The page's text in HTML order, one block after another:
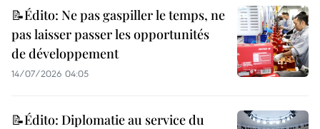
📝Édito: Ne pas gaspiller le temps, ne
pas laisser passer les opportunités
de développement
14/07/2026 04:05
📝Édito: Diplomatie au service du